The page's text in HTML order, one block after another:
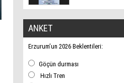
ANKET
Erzurum’un 2026 Beklentileri:
Göçün durması
Hızlı Tren